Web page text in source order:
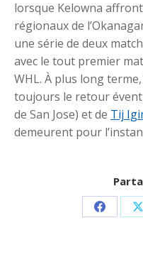
lorsque Kelowna
régionaux de
une série de deux
avec le tout premier
WHL. À plus long
toujours le retour
de San Jose) et de Tij
demeurent pour
Share